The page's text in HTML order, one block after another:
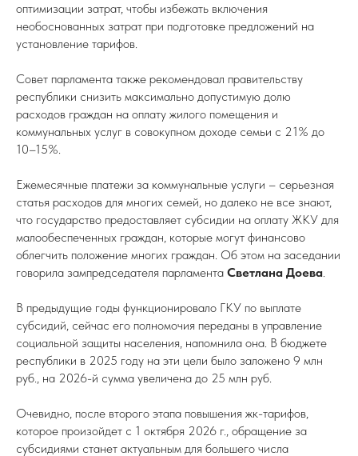
оптимизации затрат, чтобы избежать включения
необоснованных затрат при подготовке предложений на
установление тарифов.
Совет парламента также рекомендовал правительству
республики снизить максимально допустимую долю
расходов граждан на оплату жилого помещения и
коммунальных услуг в совокупном доходе семьи с 21% до
10–15%.
Ежемесячные платежи за коммунальные услуги – серьезная
статья расходов для многих семей, но далеко не все знают,
что государство предоставляет субсидии на оплату ЖКУ для
малообеспеченных граждан, которые могут финансово
облегчить положение многих граждан. Об этом на заседании
говорила зампредседателя парламента Светлана Доева.
В предыдущие годы функционировало ГКУ по выплате
субсидий, сейчас его полномочия переданы в управление
социальной защиты населения, напомнила она. В бюджете
республики в 2025 году на эти цели было заложено 9 млн
руб., на 2026-й сумма увеличена до 25 млн руб.
Очевидно, после второго этапа повышения жк-тарифов,
которое произойдет с 1 октября 2026 г., обращение за
субсидиями станет актуальным для большего числа